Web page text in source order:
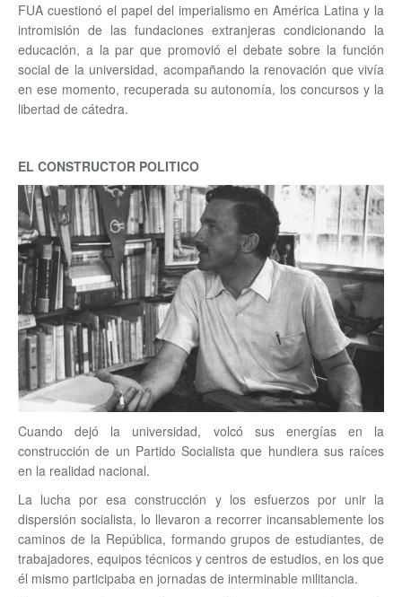
FUA cuestionó el papel del imperialismo en América Latina y la
intromisión de las fundaciones extranjeras condicionando la
educación, a la par que promovió el debate sobre la función
social de la universidad, acompañando la renovación que vivía
en ese momento, recuperada su autonomía, los concursos y la
libertad de cátedra.
EL CONSTRUCTOR POLITICO
Cuando dejó la universidad, volcó sus energías en la
construcción de un Partido Socialista que hundiera sus raíces
en la realidad nacional.
La lucha por esa construcción y los esfuerzos por unir la
dispersión socialista, lo llevaron a recorrer incansablemente los
caminos de la República, formando grupos de estudiantes, de
trabajadores, equipos técnicos y centros de estudios, en los que
él mismo participaba en jornadas de interminable militancia.